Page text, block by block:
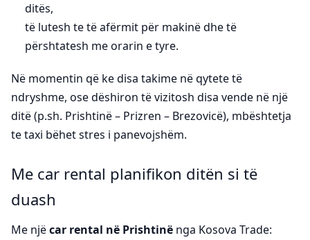
ditës,
të lutesh te të afërmit për makinë dhe të
përshtatesh me orarin e tyre.
Në momentin që ke disa takime në qytete të
ndryshme, ose dëshiron të vizitosh disa vende në një
ditë (p.sh. Prishtinë – Prizren – Brezovicë), mbështetja
te taxi bëhet stres i panevojshëm.
Me car rental planifikon ditën si të
duash
Me njëcar rental në Prishtinë nga Kosova Trade: